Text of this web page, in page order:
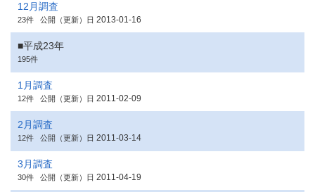
12月調査
23件 公開（更新）日 2013-01-16
■平成23年
195件
1月調査
12件 公開（更新）日 2011-02-09
2月調査
12件 公開（更新）日 2011-03-14
3月調査
30件 公開（更新）日 2011-04-19